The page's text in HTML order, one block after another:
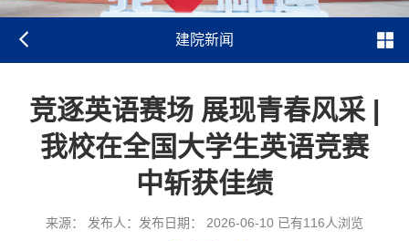
建院新闻
竞逐英语赛场 展现青春风采 |
我校在全国大学生英语竞赛
中斩获佳绩
来源： 发布人：发布日期： 2026-06-10 已有116 人浏览